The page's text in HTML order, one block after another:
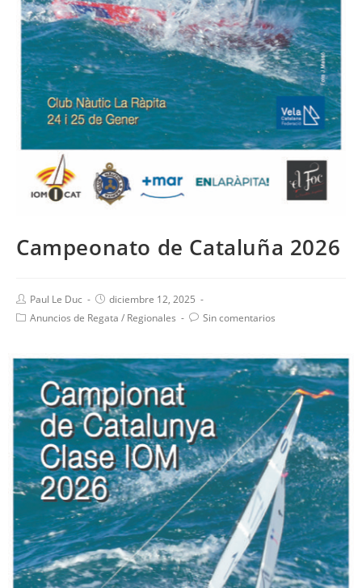
Campeonato de Cataluña 2026
Paul Le Duc
diciembre 12, 2025
Anuncios de Regata / Regionales Sin comentarios